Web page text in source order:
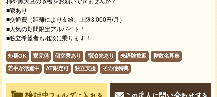
柿や黒大豆の収穫をお願いできませんか？
■寮あり
■交通費（距離により支給、上限8,000円/月）
■人気の期間限定アルバイト！
■独立希望者も相談に乗ります！
短期OK 寮完備 個室寮あり 宿泊先あり 未経験歓迎 複数名募集
若手が活躍中 AT限定可 独立支援 その他特典